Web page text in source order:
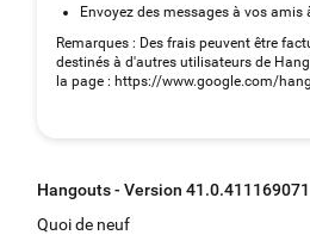
Envoyez des messages à vos
Remarques : Des frais peuvent être
destinés à d'autres utilisateurs de
la page : https://www.google.com/
Hangouts - Version 41.0.411169071
Quoi de neuf